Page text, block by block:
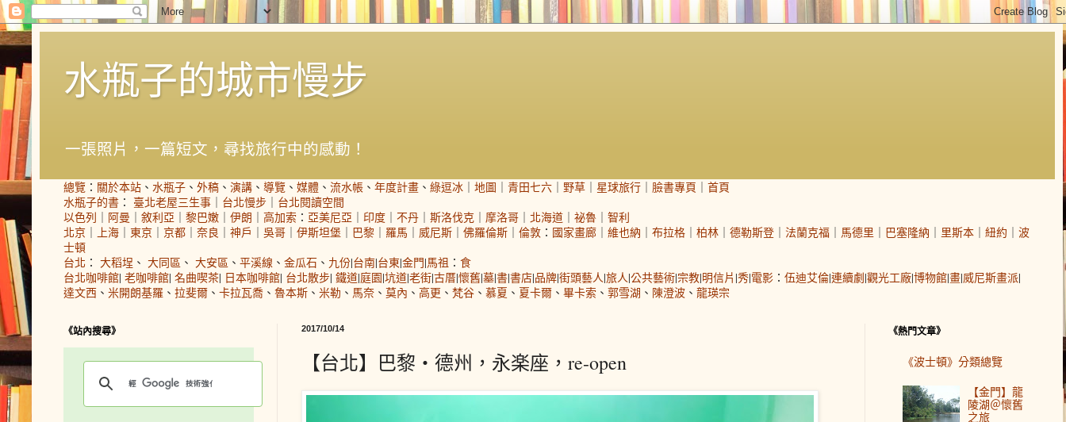
水瓶子的城市慢步
一張照片，一篇短文，尋找旅行中的感動！
總覽 ： 關於本站 、 水瓶子 、 外稿 、 演講 、 導覽 、 媒體 、 流水帳 、 年度計畫 、 綠逗冰 ｜ 地圖 ｜ 青田七六 ｜ 野草 ｜ 星球旅行 ｜ 臉書專頁 ｜ 首頁
水瓶子的書 ： 臺北老屋三生事 ｜ 台北慢步 ｜ 台北閱讀空間
以色列 ｜ 阿曼 ｜ 敘利亞 ｜ 黎巴嫩 ｜ 伊朗 ｜ 高加索 ： 亞美尼亞 ｜ 印度 ｜ 不丹 ｜ 斯洛伐克 ｜ 摩洛哥 ｜ 北海道 ｜ 祕魯 ｜ 智利
北京 ｜ 上海 ｜ 東京 ｜ 京都 ｜ 奈良 ｜ 神戶 ｜ 吳哥 ｜ 伊斯坦堡 ｜ 巴黎 ｜ 羅馬 ｜ 威尼斯 ｜ 佛羅倫斯 ｜ 倫敦 ： 國家畫廊 ｜ 維也納 ｜ 布拉格 ｜ 柏林 ｜ 德勒斯登 ｜ 法蘭克福 ｜ 馬德里 ｜ 巴塞隆納 ｜ 里斯本 ｜ 紐約 ｜ 波
士頓
台北 ： 大稻埕 、 大同區 、 大安區 、 平溪線 、 金瓜石 、 九份|台南|台東|金門|馬祖 ： 食
台北咖啡館| 老咖啡館| 名曲喫茶| 日本咖啡館| 台北散步| 鐵道|庭園|坑道|老街|古厝|懷舊|墓|書|書店|品牌|街頭藝人|旅人|公共藝術|宗教|明信片 |秀|電影 ： 伍迪艾倫|連續劇|觀光工廠|博物館|畫|威尼斯畫派|
達文西 、 米開朗基羅 、 拉斐爾 、 卡拉瓦喬 、 魯本斯 、 米勒 、 馬奈 、 莫內 、 高更 、 梵谷 、 慕夏 、 夏卡爾 、 畢卡索 、 郭雪湖 、 陳澄波 、 龍瑛宗
2017/10/14
【台北】巴黎‧德州，永楽座，re-open
《站內搜尋》 《熱門文章》
《波士頓》分類總覽
【金門】龍
陵湖＠懷舊
之旅